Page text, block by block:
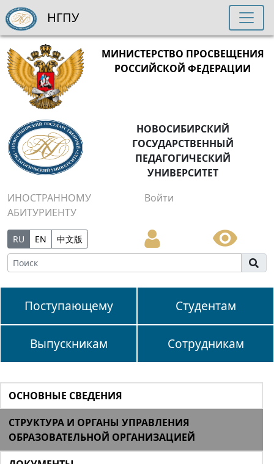
МИНИСТЕРСТВО ПРОСВЕЩЕНИЯ
РОССИЙСКОЙ ФЕДЕРАЦИИ
НОВОСИБИРСКИЙ
ГОСУДАРСТВЕННЫЙ
ПЕДАГОГИЧЕСКИЙ
УНИВЕРСИТЕТ
ИНОСТРАННОМУ
АБИТУРИЕНТУ
Войти
RU EN 中文版
Поступающему Студентам
Выпускникам Сотрудникам
НГПУ
ОСНОВНЫЕ СВЕДЕНИЯ
СТРУКТУРА И ОРГАНЫ УПРАВЛЕНИЯ
ОБРАЗОВАТЕЛЬНОЙ ОРГАНИЗАЦИЕЙ